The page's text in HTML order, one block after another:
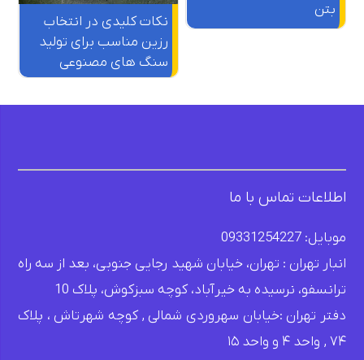
بتن
نکات کلیدی در انتخاب
رزین مناسب برای تولید
سنگ های مصنوعی
اطلاعات تماس با ما
موبایل: 09331254227
انبار تهران : تهران، خیابان شهید رجایی جنوبی، بعد از سه راه
ترانسفو، نرسیده به خیرآباد، کوچه سبزکوش، پلاک 10
دفتر تهران :خیابان سهروردی شمالی , کوچه شهرتاش ، پلاک
۷۴ , واحد ۴ و واحد ۱۵